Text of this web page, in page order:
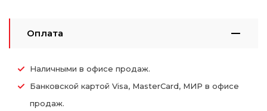
Оплата
Наличными в офисе продаж.
Банковской картой Visa, MasterCard, МИР в офисе
продаж.